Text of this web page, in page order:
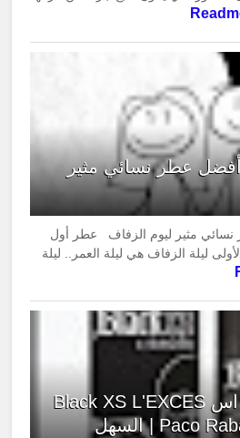
عطر نسائي مثير
مثير ليوم الزفاف عطر أول
ليلة الزفاف هي ليلة العمر.. ليلة
عطر بلاك اكس اس Black XS L'EXCES
للرجال منPaco Rabanne | السهل